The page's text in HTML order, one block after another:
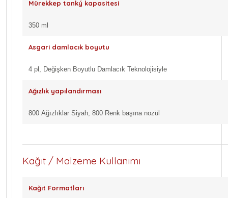
Mürekkep tanký kapasitesi
350 ml
Asgari damlacık boyutu
4 pl, Değişken Boyutlu Damlacık Teknolojisiyle
Ağızlık yapılandırması
800 Ağızlıklar Siyah, 800 Renk başına nozül
Kağıt / Malzeme Kullanımı
Kağıt Formatları